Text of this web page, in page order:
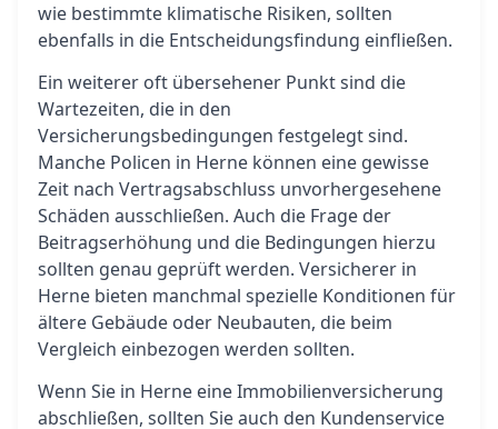
wie bestimmte klimatische Risiken, sollten
ebenfalls in die Entscheidungsfindung einfließen.
Ein weiterer oft übersehener Punkt sind die
Wartezeiten, die in den
Versicherungsbedingungen festgelegt sind.
Manche Policen in Herne können eine gewisse
Zeit nach Vertragsabschluss unvorhergesehene
Schäden ausschließen. Auch die Frage der
Beitragserhöhung und die Bedingungen hierzu
sollten genau geprüft werden. Versicherer in
Herne bieten manchmal spezielle Konditionen für
ältere Gebäude oder Neubauten, die beim
Vergleich einbezogen werden sollten.
Wenn Sie in Herne eine Immobilienversicherung
abschließen, sollten Sie auch den Kundenservice